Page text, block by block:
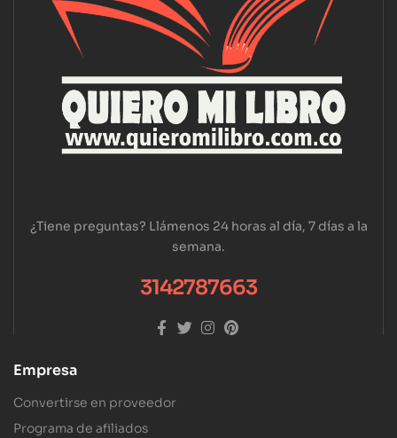
¿Tiene preguntas? Llámenos 24 horas al día, 7 días a la
semana.
3142787663
Empresa
Convertirse en proveedor
Programa de afiliados